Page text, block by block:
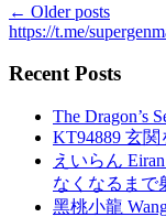
← Older posts
https://t.me/
Recent Posts
The Dragon’s
KT94889 玄
えいらん
なくなるまで
黑桃小龍